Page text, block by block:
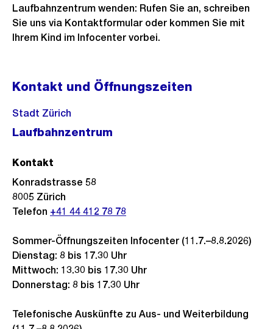
Laufbahnzentrum wenden: Rufen Sie an, schreiben
Sie uns via Kontaktformular oder kommen Sie mit
Ihrem Kind im Infocenter vorbei.
Kontakt und Öffnungszeiten
Stadt Zürich
Laufbahnzentrum
Sommer-Öffnungszeiten Infocenter (11.7.–8.8.2026)
Dienstag: 8 bis 17.30 Uhr
Mittwoch: 13.30 bis 17.30 Uhr
Donnerstag: 8 bis 17.30 Uhr
Telefonische Auskünfte zu Aus- und Weiterbildung
Kontakt
Konradstrasse 58
8005 Zürich
Telefon +41 44 412 78 78